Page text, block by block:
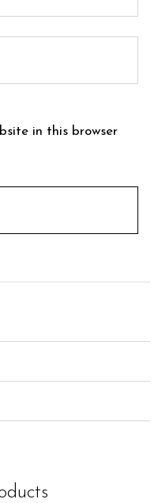
in this browser